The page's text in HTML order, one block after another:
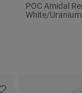
POC Amidal
White/